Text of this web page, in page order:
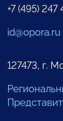
+7 (495) 247
id@opora.ru
127473, г.